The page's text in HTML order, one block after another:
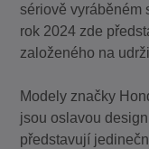
sériově vyráběném
rok 2024 zde
založeného na
Modely značky
jsou oslavou
představují